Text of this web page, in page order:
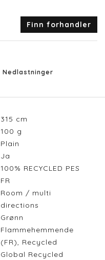
Finn forhandler
Nedlastninger
315 cm
100 g
Plain
Ja
100% RECYCLED PES
FR
Room / multi
directions
Grønn
Flammehemmende
(FR), Recycled
Global Recycled